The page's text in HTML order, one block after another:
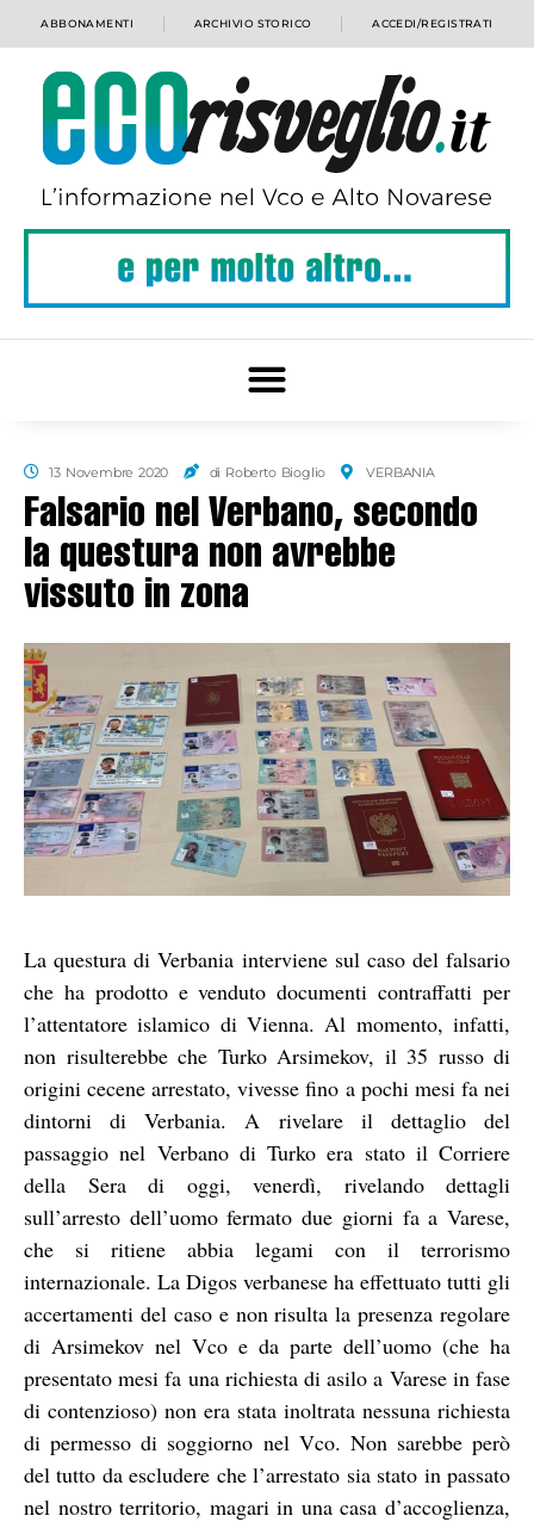
ABBONAMENTI ARCHIVIO STORICO ACCEDI/REGISTRATI
13 Novembre 2020 di Roberto Bioglio VERBANIA
Falsario nel Verbano, secondo
la questura non avrebbe
vissuto in zona
La questura di Verbania interviene sul caso del falsario
che ha prodotto e venduto documenti contraffatti per
l’attentatore islamico di Vienna. Al momento, infatti,
non risulterebbe che Turko Arsimekov, il 35 russo di
origini cecene arrestato, vivesse fino a pochi mesi fa nei
dintorni di Verbania. A rivelare il dettaglio del
passaggio nel Verbano di Turko era stato il Corriere
della Sera di oggi, venerdì, rivelando dettagli
sull’arresto dell’uomo fermato due giorni fa a Varese,
che si ritiene abbia legami con il terrorismo
internazionale. La Digos verbanese ha effettuato tutti gli
accertamenti del caso e non risulta la presenza regolare
di Arsimekov nel Vco e da parte dell’uomo (che ha
presentato mesi fa una richiesta di asilo a Varese in fase
di contenzioso) non era stata inoltrata nessuna richiesta
di permesso di soggiorno nel Vco. Non sarebbe però
del tutto da escludere che l’arrestato sia stato in passato
nel nostro territorio, magari in una casa d’accoglienza,